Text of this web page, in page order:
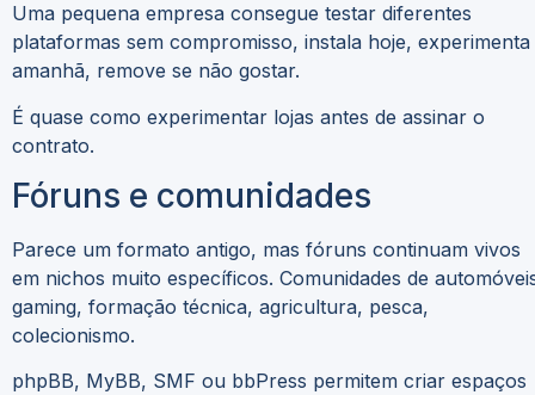
Uma pequena empresa consegue testar diferentes
plataformas sem compromisso, instala hoje, experimenta
amanhã, remove se não gostar.
É quase como experimentar lojas antes de assinar o
contrato.
Fóruns e comunidades
Parece um formato antigo, mas fóruns continuam vivos
em nichos muito específicos. Comunidades de
gaming, formação técnica, agricultura, pesca,
colecionismo.
phpBB, MyBB, SMF ou bbPress permitem criar espaços